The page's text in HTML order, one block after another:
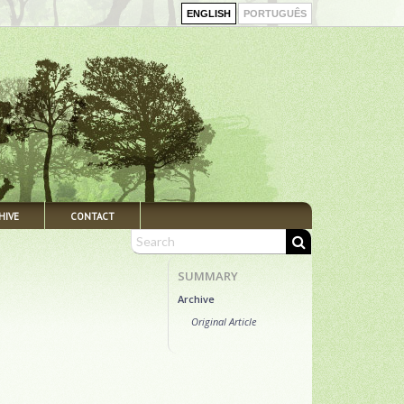
ENGLISH PORTUGUÊS
CONTACT
SUMMARY
Archive
Original Article